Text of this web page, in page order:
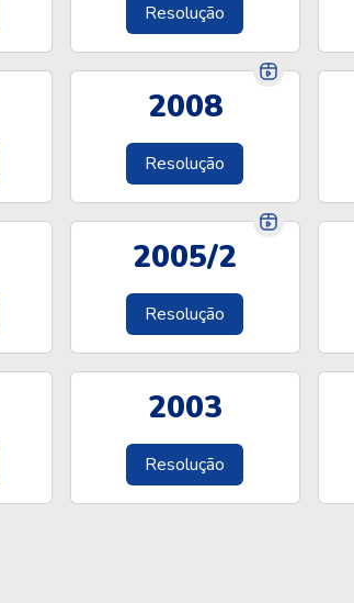
Resolução
2008
Resolução
2005/2
Resolução
2003
Resolução